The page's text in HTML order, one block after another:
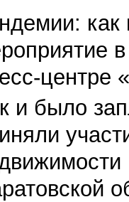
как
центре
и было